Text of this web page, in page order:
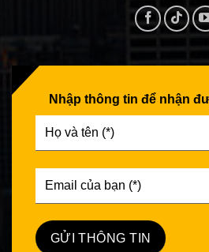
Nhập thông tin để nhận